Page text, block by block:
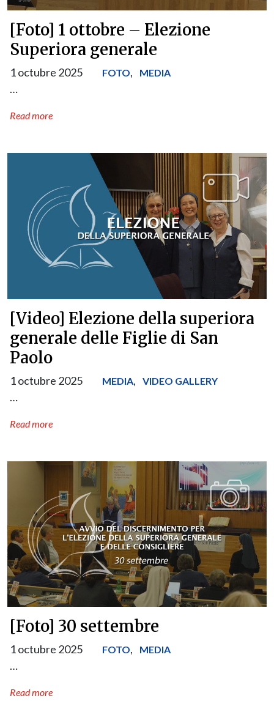
[Foto] 1 ottobre – Elezione
Superiora generale
1 octubre 2025 FOTO, MEDIA
…
Read more
[Video] Elezione della superiora
generale delle Figlie di San
Paolo
1 octubre 2025 MEDIA, VIDEO GALLERY
…
Read more
[Foto] 30 settembre
1 octubre 2025 FOTO, MEDIA
…
Read more